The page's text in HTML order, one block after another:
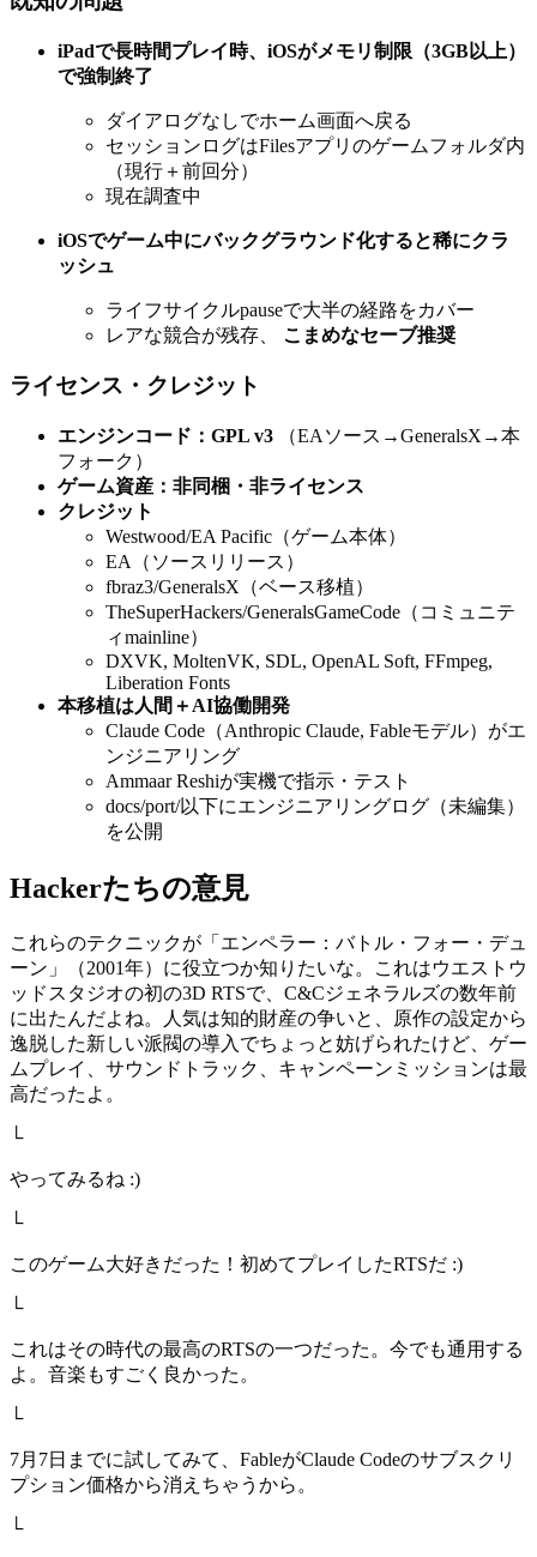
iPadで長時間プレイ時、iOSがメモリ制限（3GB以上）
で強制終了
ダイアログなしでホーム画面へ戻る
セッションログはFilesアプリのゲームフォルダ内
（現行＋前回分）
現在調査中
iOSでゲーム中にバックグラウンド化すると稀にクラ
ッシュ
ライフサイクルpauseで大半の経路をカバー
レアな競合が残存、 こまめなセーブ推奨
ライセンス・クレジット
エンジンコード：GPL v3 （EAソース→GeneralsX→本
フォーク）
ゲーム資産：非同梱・非ライセンス
クレジット
Westwood/EA Pacific（ゲーム本体）
EA（ソースリリース）
fbraz3/GeneralsX（ベース移植）
TheSuperHackers/GeneralsGameCode（コミュニテ
ィmainline）
DXVK, MoltenVK, SDL, OpenAL Soft, FFmpeg,
Liberation Fonts
本移植は人間＋AI協働開発
Claude Code（Anthropic Claude, Fableモデル）がエ
ンジニアリング
Ammaar Reshiが実機で指示・テスト
docs/port/以下にエンジニアリングログ（未編集）
を公開
Hackerたちの意見
これらのテクニックが「エンペラー：バトル・フォー・デュ
ーン」（2001年）に役立つか知りたいな。これはウエストウ
ッドスタジオの初の3D RTSで、C&Cジェネラルズの数年前
に出たんだよね。人気は知的財産の争いと、原作の設定から
逸脱した新しい派閥の導入でちょっと妨げられたけど、ゲー
ムプレイ、サウンドトラック、キャンペーンミッションは最
高だったよ。
└
やってみるね :)
└
このゲーム大好きだった！初めてプレイしたRTSだ :)
└
これはその時代の最高のRTSの一つだった。今でも通用する
よ。音楽もすごく良かった。
└
7月7日までに試してみて、FableがClaude Codeのサブスクリ
プション価格から消えちゃうから。
└